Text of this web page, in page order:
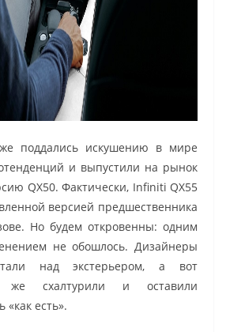
поддались искушению в мире
и выпустили на рынок
QX50. Фактически, Infiniti QX55
версией предшественника
Но будем откровенны: одним
не обошлось. Дизайнеры
над экстерьером, а вот
схалтурили и оставили
«как есть».